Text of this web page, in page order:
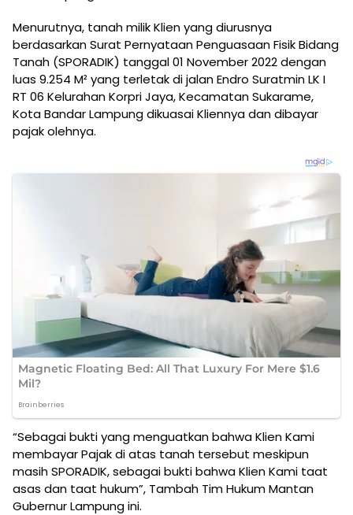
Menurutnya, tanah milik Klien yang diurusnya
berdasarkan Surat Pernyataan Penguasaan Fisik Bidang
Tanah (SPORADIK) tanggal 01 November 2022 dengan
luas 9.254 M² yang terletak di jalan Endro Suratmin LK I
RT 06 Kelurahan Korpri Jaya, Kecamatan Sukarame,
Kota Bandar Lampung dikuasai Kliennya dan dibayar
pajak olehnya.
“Sebagai bukti yang menguatkan bahwa Klien Kami
membayar Pajak di atas tanah tersebut meskipun
masih SPORADIK, sebagai bukti bahwa Klien Kami taat
asas dan taat hukum”, Tambah Tim Hukum Mantan
Gubernur Lampung ini.